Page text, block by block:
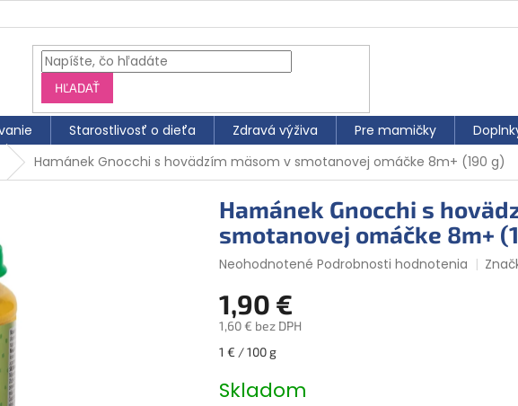
HĽADAŤ
Starostlivosť o dieťa Zdravá výživa Pre mamičky
Hamánek Gnocchi s hovädzím mäsom v smotanovej omáčke 8m+ (190 g)
Hamánek Gnocchi s
smotanovej omáčke 8m+
Priemerné
produktu
je
0,0
z
hviezdičiek.
Neohodnotené Podrobnosti hodnotenia
1,90 €
1,60 € bez DPH
Jednotková
1 € / 100 g
Skladom